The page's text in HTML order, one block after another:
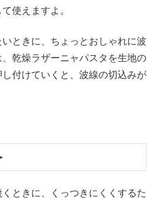
使えますよ。
ときに、ちょっとおしゃれに波
乾燥ラザーニャパスタを生地の
し付けていくと、波線の切込みが
ときに、くっつきにくくするた